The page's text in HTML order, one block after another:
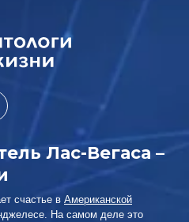
Лас-Вегаса –
счастье в Американской
На самом деле это